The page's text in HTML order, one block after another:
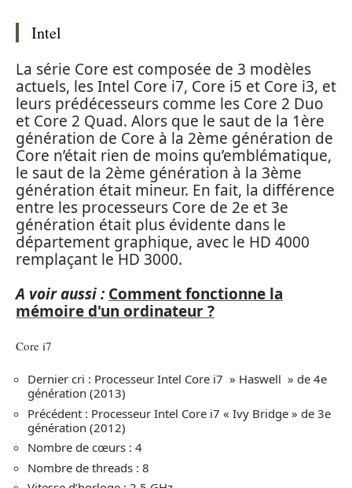
Intel
La série Core est composée de 3 modèles
actuels, les Intel Core i7, Core i5 et Core i3, et
leurs prédécesseurs comme les Core 2 Duo
et Core 2 Quad. Alors que le saut de la 1ère
génération de Core à la 2ème génération de
Core n’était rien de moins qu’emblématique,
le saut de la 2ème génération à la 3ème
génération était mineur. En fait, la différence
entre les processeurs Core de 2e et 3e
génération était plus évidente dans le
département graphique, avec le HD 4000
remplaçant le HD 3000.
A voir aussi : Comment fonctionne la
mémoire d'un ordinateur ?
Core i7
Dernier cri : Processeur Intel Core i7 » Haswell » de 4e
génération (2013)
Précédent : Processeur Intel Core i7 « Ivy Bridge » de 3e
génération (2012)
Nombre de cœurs : 4
Nombre de threads : 8